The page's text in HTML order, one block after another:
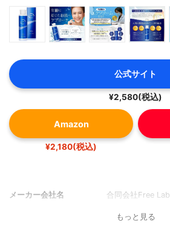
公式サイト
¥2,580(税込)
Amazon
¥2,180(税込)
メーカー会社名 合同会社Free Lab
もっと見る